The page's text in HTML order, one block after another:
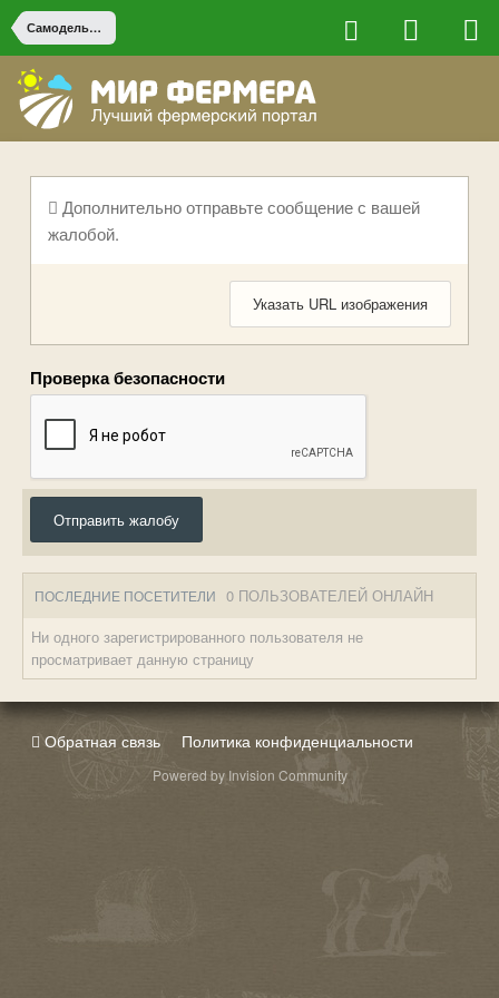
Самодельная сельхоз техника
Дополнительно отправьте сообщение с вашей
жалобой.
Указать URL изображения
Проверка безопасности
Отправить жалобу
ПОСЛЕДНИЕ ПОСЕТИТЕЛИ 0 ПОЛЬЗОВАТЕЛЕЙ ОНЛАЙН
Ни одного зарегистрированного пользователя не
просматривает данную страницу
Обратная связь Политика конфиденциальности
Powered by Invision Community